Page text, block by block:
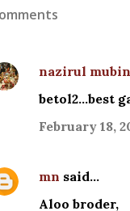
nazirul mubin
betol2...best
February 18,
mn said…
Aloo broder,